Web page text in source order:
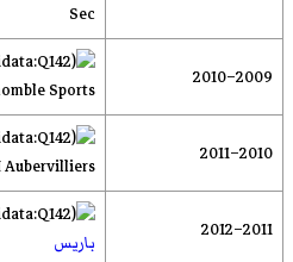
Sec
2009–2010
Sports
2010–2011
Aubervilliers
2011–2012
باريس